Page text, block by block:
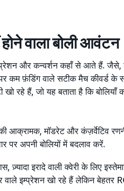
वाला बोली आवंटन
और कन्वर्शन कहाँ से आते हैं. जैसे,
कम फ़ंडिंग वाले सटीक मैच कीवर्ड के
रहे हैं, जो यह बताता है कि बोलियाँ
आक्रामक, मॉडरेट और कंज़र्वेटिव
पर अपनी बोलियों में बदलाव करें.
इरादे वाली क्वेरी के लिए
इम्प्रेशन खो रहे हैं लेकिन बेहतर